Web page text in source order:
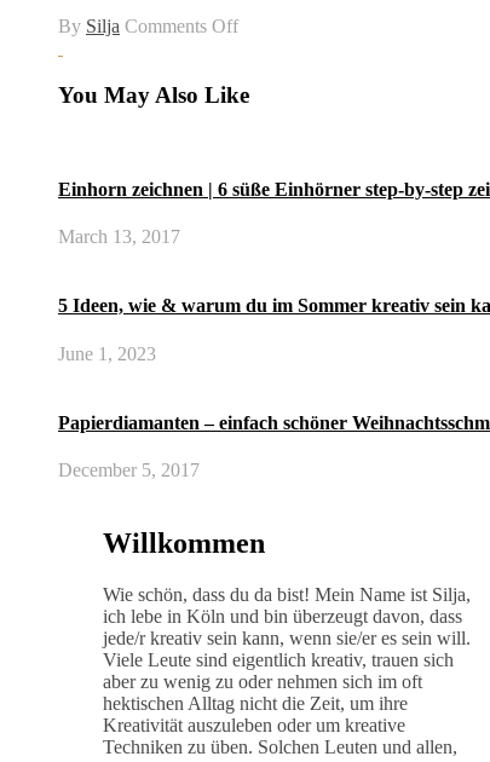
By Silja Comments Offon
Kindern
geeignet?
You May Also Like
Einhorn zeichnen | 6 süße Einhörner step-by-step
March 13, 2017
5 Ideen, wie & warum du im Sommer kreativ sein
June 1, 2023
Papierdiamanten – einfach schöner
December 5, 2017
Willkommen
Wie schön, dass du da bist! Mein Name ist Silja,
ich lebe in Köln und bin überzeugt davon, dass
jede/r kreativ sein kann, wenn sie/er es sein will.
Viele Leute sind eigentlich kreativ, trauen sich
aber zu wenig zu oder nehmen sich im oft
hektischen Alltag nicht die Zeit, um ihre
Kreativität auszuleben oder um kreative
Techniken zu üben. Solchen Leuten und allen,